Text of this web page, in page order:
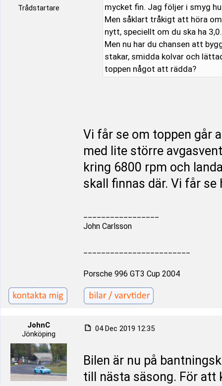
Trådstartare
mycket fin. Jag följer i smyg
Men såklart tråkigt att höra
nytt, speciellt om du ska ha 3,0.
Men nu har du chansen att
stakar, smidda kolvar och
toppen något att rädda?
Vi får se om toppen går
med lite större
kring 6800 rpm och
skall finnas där. Vi får
John Carlsson
Porsche 996 GT3 Cup 2004
JohnC
Jönköping
04 Dec 2019 12:35
Bilen är nu på
till nästa säsong. För att